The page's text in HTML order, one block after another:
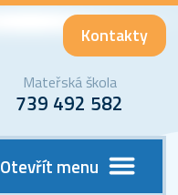
Kontakty
Mateřská škola
739 492 582
Otevřít menu